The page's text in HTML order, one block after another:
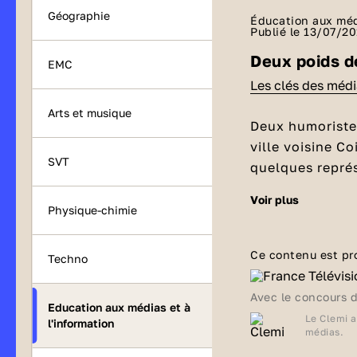
Géographie
EMC
Arts et musique
SVT
Physique-chimie
Techno
Education aux médias et à
l'information
Éducation aux
Publié le 13/07/
Deux poids
Les clés des
Deux
ville voisine
quelques
Deux poids,
règles
vidéo, le
En revanche,
se servant de
contre les
► Découvrez,
Réalisateur :
voir plus
Ce contenu est
Avec le concours
Le Clemi
médias.